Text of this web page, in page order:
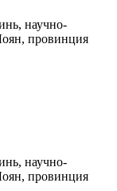
научно-
провинция
научно-
провинция